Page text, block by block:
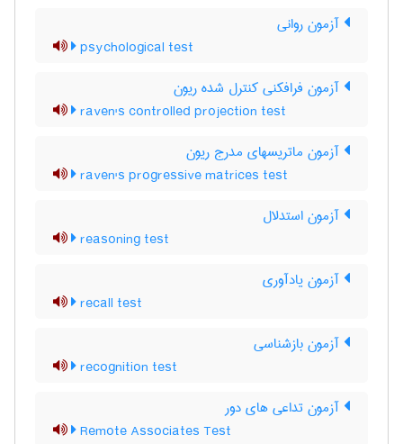
آزمون روانی
psychological test
آزمون فرافکنی کنترل شده ریون
raven's controlled projection test
آزمون ماتریسهای مدرج ریون
raven's progressive matrices test
آزمون استدلال
reasoning test
آزمون یادآوری
recall test
آزمون بازشناسی
recognition test
آزمون تداعی های دور
Remote Associates Test